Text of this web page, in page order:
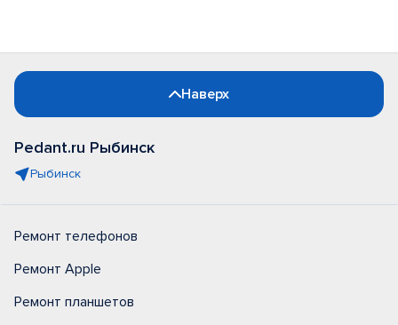
Наверх
Pedant.ru Рыбинск
Рыбинск
Ремонт телефонов
Ремонт Apple
Ремонт планшетов